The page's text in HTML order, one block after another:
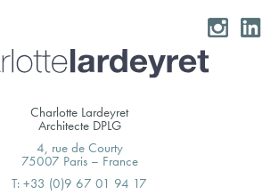
Skip
to
Charlotte Lardeyret
Architecte DPLG
4, rue de Courty
75007 Paris – France
T: +33 (0)9 67 01 94 17